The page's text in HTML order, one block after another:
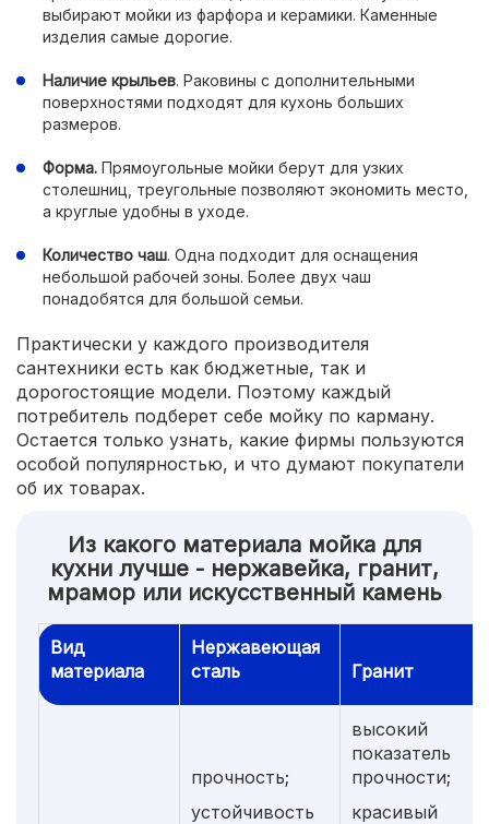
выбирают мойки из фарфора и керамики. Каменные
изделия самые дорогие.
Наличие крыльев. Раковины с дополнительными
поверхностями подходят для кухонь больших
размеров.
Форма. Прямоугольные мойки берут для узких
столешниц, треугольные позволяют экономить место,
а круглые удобны в уходе.
Количество чаш. Одна подходит для оснащения
небольшой рабочей зоны. Более двух чаш
понадобятся для большой семьи.
Практически у каждого производителя
сантехники есть как бюджетные, так и
дорогостоящие модели. Поэтому каждый
потребитель подберет себе мойку по карману.
Остается только узнать, какие фирмы пользуются
особой популярностью, и что думают покупатели
об их товарах.
Из какого материала мойка для
кухни лучше - нержавейка, гранит,
мрамор или искусственный камень
Вид
материала
Нержавеющая
сталь
Гранит
прочность;
устойчивость
высокий
показатель
прочности;
красивый